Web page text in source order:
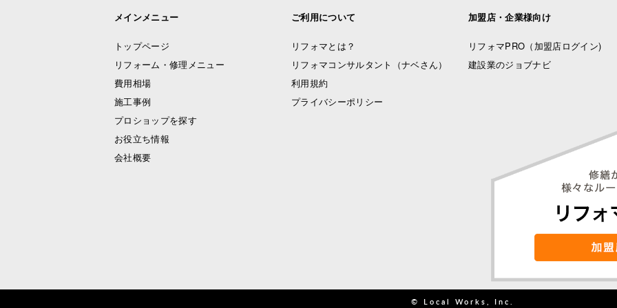
メインメニュー
トップページ
リフォーム・修理メニュー
費用相場
施工事例
プロショップを探す
お役立ち情報
会社概要
ご利用について
リフォマとは？
リフォマコンサルタント（ナベさん）
利用規約
プライバシーポリシー
加盟店・企業様向け
リフォマPRO （加盟店ログイン)
建設業のジョブナビ
© Local Works, Inc.